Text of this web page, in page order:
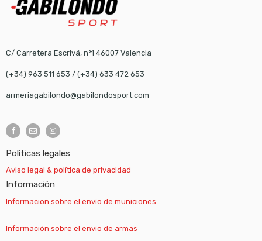
C/ Carretera Escrivá, nº1 46007 Valencia
(+34) 963 511 653 / (+34) 633 472 653
armeriagabilondo@gabilondosport.com
Políticas legales
Aviso legal & política de privacidad
Información
Informacion sobre el envío de municiones
Información sobre el envío de armas